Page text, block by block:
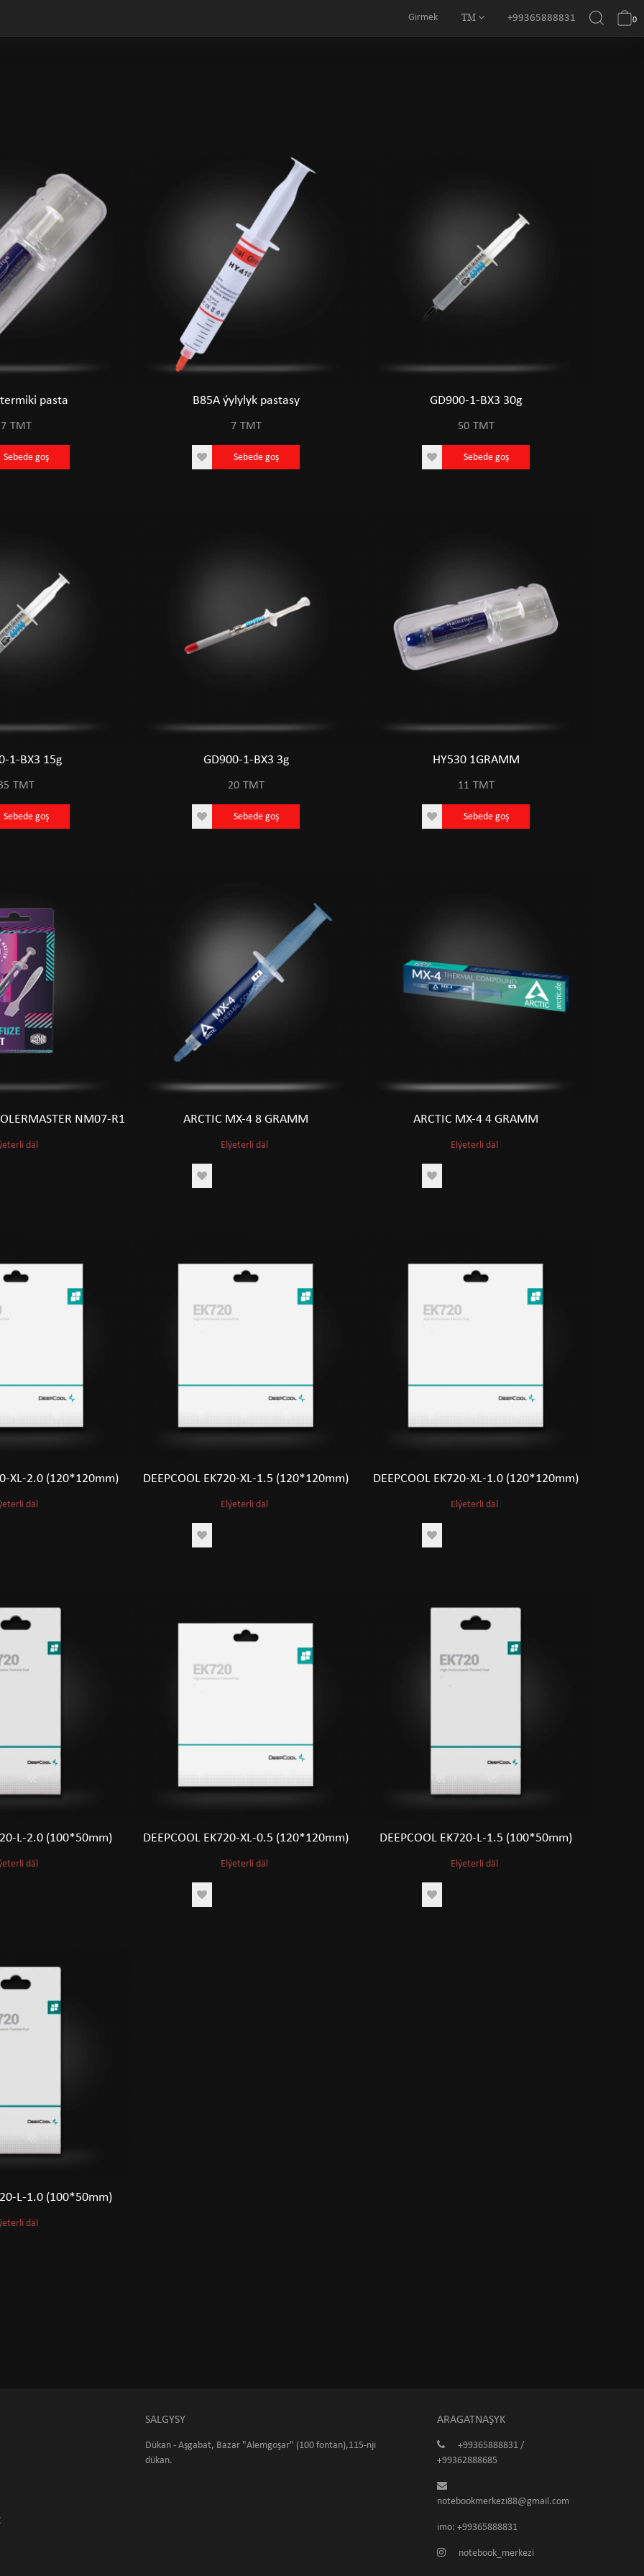
Girmek TM +99365888831 0
GYZYKLY
144HZ
GYZYKLY
ACER EK271 27" IPS 144HZ
TMT
pasta
7 TMT
Sebede goş
B85A ýylylyk pastasy
7 TMT
Sebede goş
GD900-1-BX3 30g
50 TMT
Sebede goş
1-BX3 15g
TMT
Sebede goş
GD900-1-BX3 3g
20 TMT
Sebede goş
HY530 1GRAMM
11 TMT
Sebede goş
NM07-R1
däl
ARCTIC MX-4 8 GRAMM
Elýeterli däl
ARCTIC MX-4 4 GRAMM
Elýeterli däl
XL-2.0 (120*120mm)
däl
DEEPCOOL EK720-XL-1.5 (120*120mm)
Elýeterli däl
DEEPCOOL EK720-XL-1.0 (120*120mm)
Elýeterli däl
L-2.0 (100*50mm)
däl
DEEPCOOL EK720-XL-0.5 (120*120mm)
Elýeterli däl
DEEPCOOL EK720-L-1.5 (100*50mm)
Elýeterli däl
L-1.0 (100*50mm)
däl
SALGYSY
Dükan - Aşgabat, Bazar "Alemgoşar" (100 fontan),115-nji
dükan.
ARAGATNAŞYK
+99365888831 /
+99362888685
notebookmerkezi88@gmail.com
imo: +99365888831
notebook_merkezi